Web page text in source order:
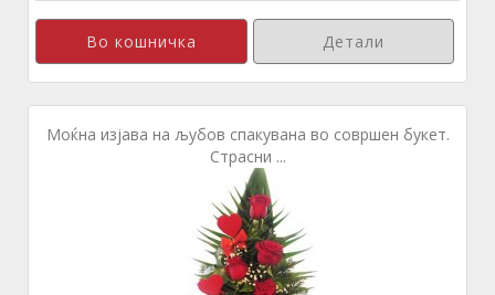
Детали
Моќна изјава на љубов спакувана во совршен букет.
Страсни ...